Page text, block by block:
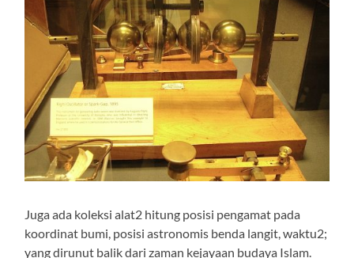
Juga ada koleksi alat2 hitung posisi pengamat pada
koordinat bumi, posisi astronomis benda langit, waktu2;
yang dirunut balik dari zaman kejayaan budaya Islam.